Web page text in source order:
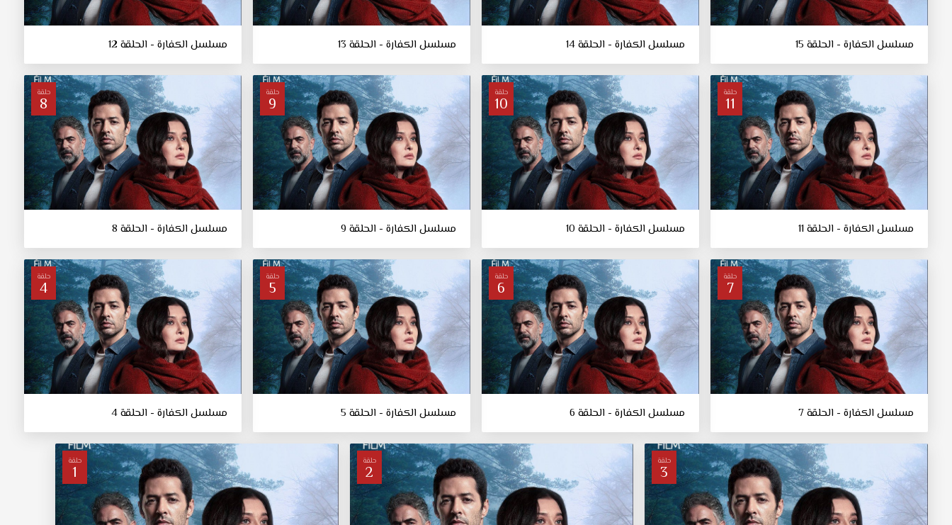
مسلسل الكفارة - الحلقة 15 مسلسل الكفارة - الحلقة 14 مسلسل الكفارة - الحلقة 13 مسلسل الكفارة - الحلقة 12
حلقة
11
مسلسل الكفارة - الحلقة 11
حلقة
10
مسلسل الكفارة - الحلقة 10
حلقة
9
مسلسل الكفارة - الحلقة 9
حلقة
8
مسلسل الكفارة - الحلقة 8
حلقة
7
مسلسل الكفارة - الحلقة 7
حلقة
6
مسلسل الكفارة - الحلقة 6
حلقة
5
مسلسل الكفارة - الحلقة 5
حلقة
4
مسلسل الكفارة - الحلقة 4
حلقة
3
حلقة
2
حلقة
1